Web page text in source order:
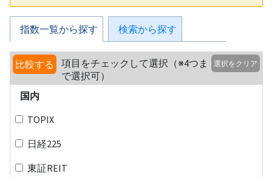
指数一覧から探す 検索から探す
比較する
項目をチェックして選択（※4つま
で選択可）
選択をクリア
国内
TOPIX
日経225
東証REIT